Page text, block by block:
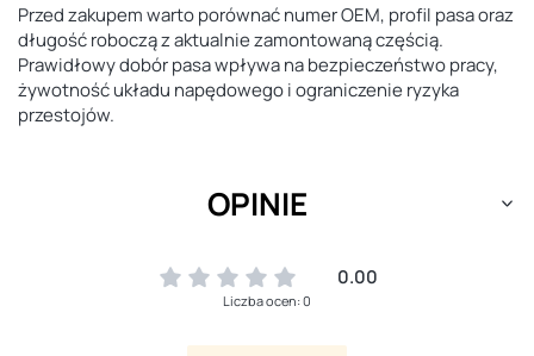
Przed zakupem warto porównać numer OEM, profil pasa oraz
długość roboczą z aktualnie zamontowaną częścią.
Prawidłowy dobór pasa wpływa na bezpieczeństwo pracy,
żywotność układu napędowego i ograniczenie ryzyka
przestojów.
OPINIE
0.00
Liczba ocen: 0